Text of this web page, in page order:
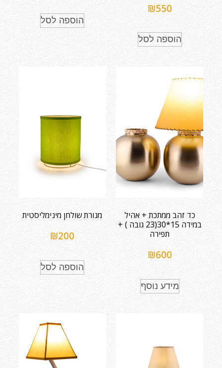
₪550
הוספה לסל
הוספה לסל
כד זהב ממתכת + אהיל
במידה 15*30(23 גובה ) +
תפירה
₪600
מידע נוסף
מנורת שולחן מינימליסטית
₪200
הוספה לסל